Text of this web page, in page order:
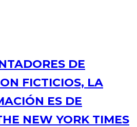
DE
FICTICIOS, LA
ES DE
NEW YORK TIMES